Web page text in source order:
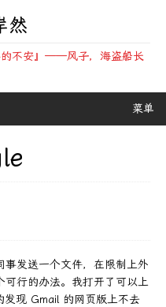
然
的不安』——风子，海盗船长
菜单
发送一个文件，在限制上外
可行的办法。我打开了可以上
发现 Gmail 的网页版上不去